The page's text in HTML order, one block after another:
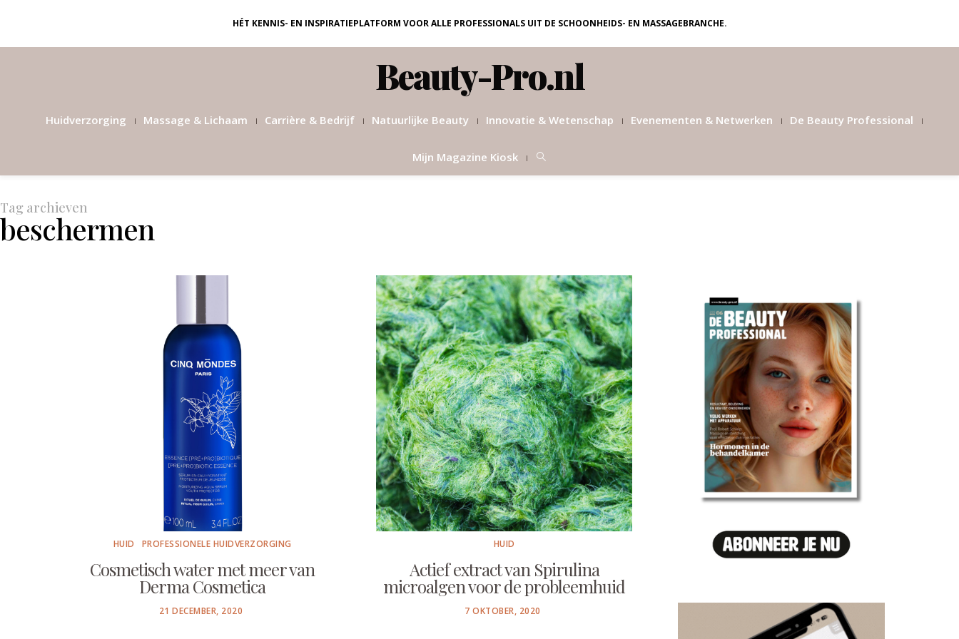
HÉT KENNIS- EN INSPIRATIEPLATFORM VOOR ALLE PROFESSIONALS UIT DE SCHOONHEIDS- EN MASSAGEBRANCHE.
Beauty-Pro.nl
Huidverzorging Massage & Lichaam Carrière & Bedrijf Natuurlijke Beauty Innovatie & Wetenschap Evenementen & Netwerken De Beauty Professional
Mijn Magazine Kiosk
Tag archieven
beschermen
HUID PROFESSIONELE HUIDVERZORGING
Cosmetisch water met meer van
Derma Cosmetica
POSTED
21 DECEMBER, 2020
HUID
Actief extract van Spirulina
microalgen voor de probleemhuid
POSTED
7 OKTOBER, 2020